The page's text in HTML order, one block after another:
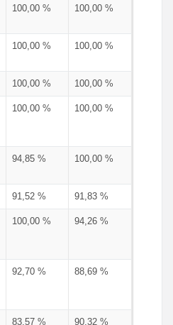
100,00 % 100,00 %
100,00 % 100,00 %
100,00 % 100,00 %
100,00 % 100,00 %
94,85 % 100,00 %
91,52 % 91,83 %
100,00 % 94,26 %
92,70 % 88,69 %
83,57 % 90,32 %